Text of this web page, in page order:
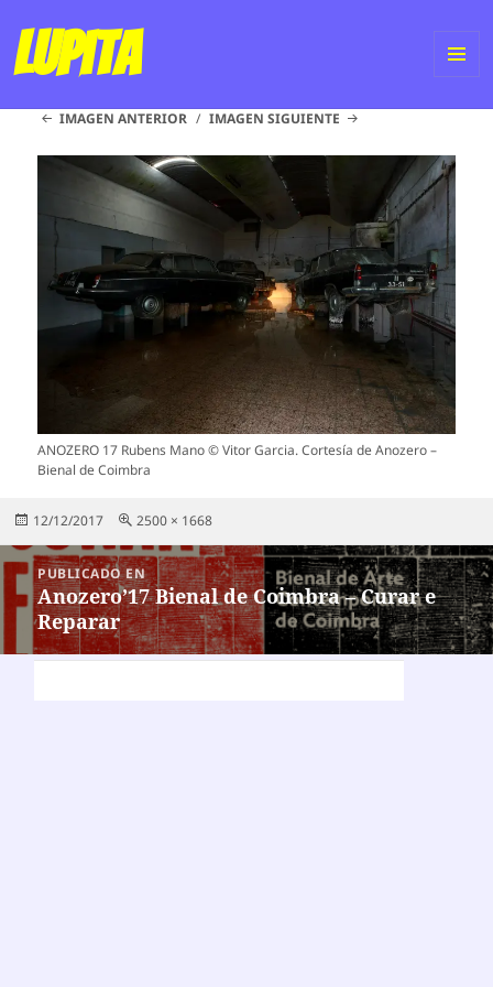
Lupita
IMAGEN ANTERIOR IMAGEN SIGUIENTE
ANOZERO 17 Rubens Mano © Vitor Garcia. Cortesía de Anozero –
Bienal de Coimbra
Publicado
12/12/2017
Tamaño
2500 × 1668
Navegación
de
entradas
PUBLICADO EN
Anozero’17 Bienal de Coimbra – Curar e
Reparar